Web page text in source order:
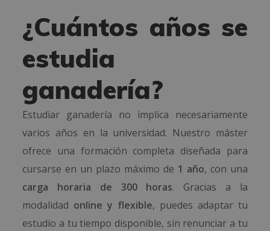
¿Cuántos años se
estudia
ganadería?
Estudiar ganadería no implica necesariamente
varios años en la universidad. Nuestro máster
ofrece una formación completa diseñada para
cursarse en un plazo máximo de 1 año, con una
carga horaria de 300 horas. Gracias a la
modalidad online y flexible, puedes adaptar tu
estudio a tu tiempo disponible, sin renunciar a tu